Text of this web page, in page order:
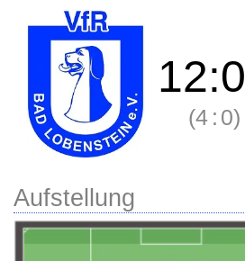
12:0
(4 : 0)
Aufstellung